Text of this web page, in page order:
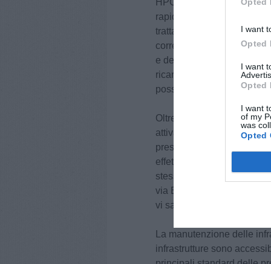
I want
Opted
I want
Opted
I want
of my
was
Opted
HPC da 100kW, che
rapido, nell’arco
tratta di una infrastruttura
corrente continua fino a
e del caricatore di bordo
ricarica completa in meno
possibile ricaricare l’auto
Oltre alla stazione di
attivata anche una Juice
prese da 22 kW per ogni
effettuare
stessa tipologia sono in
via Bagnaia.
vi saranno ben 4
La manutenzione delle
infrastrutture sono